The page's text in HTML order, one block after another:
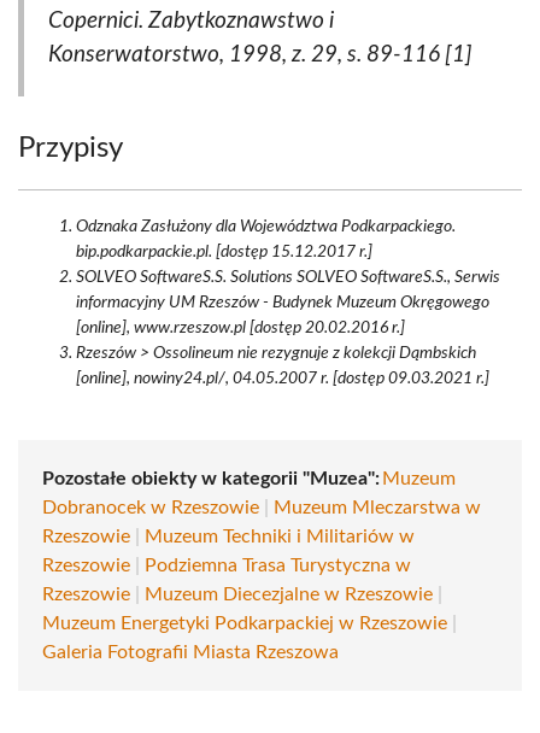
Copernici. Zabytkoznawstwo i
Konserwatorstwo, 1998, z. 29, s. 89-116 [1]
Przypisy
Odznaka Zasłużony dla Województwa Podkarpackiego.
bip.podkarpackie.pl. [dostęp 15.12.2017 r.]
SOLVEO SoftwareS.S. Solutions SOLVEO SoftwareS.S., Serwis
informacyjny UM Rzeszów - Budynek Muzeum Okręgowego
[online], www.rzeszow.pl [dostęp 20.02.2016 r.]
Rzeszów > Ossolineum nie rezygnuje z kolekcji Dąmbskich
[online], nowiny24.pl/, 04.05.2007 r. [dostęp 09.03.2021 r.]
Pozostałe obiekty w kategorii "Muzea": Muzeum
Dobranocek w Rzeszowie
Muzeum Mleczarstwa w
Rzeszowie
Muzeum Techniki i Militariów w
Rzeszowie
Podziemna Trasa Turystyczna w
Rzeszowie
Muzeum Diecezjalne w Rzeszowie
Muzeum Energetyki Podkarpackiej w Rzeszowie
Galeria Fotografii Miasta Rzeszowa